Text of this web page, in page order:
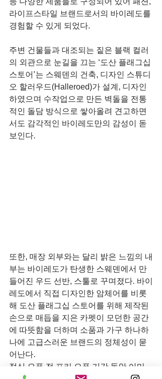
라이프스타일 브랜드로서의 바이레도를
경험할 수 있게 되었다.
주변 건물들과 대조되는 짙은 블랙 컬러
의 외관으로 눈길을 끄는 ‘도산 플래그십
스토어’는 스웨덴의 건축, 디자인 스튜디
오 할러우드(Halleroed)가 설계, 디자인
하였으며 수작업으로 만든 벽돌을 전통
적인 돌담 방식으로 쌓아올려 견고하면
서도 감각적인 바이레도만의 감성이 돋
보인다.
또한, 매장 외부와는 달리 밝은 느낌의 내
부는 바이레도가 탄생한 스웨덴에서 만
들어진 우드 선반, 스툴로 꾸며졌다. 바이
레도에서 직접 디자인한 암체어를 비롯
해 도산 플래그십 스토어를 위해 제작된
손으로 매듭을 지은 카펫이 모던한 공간
에 따뜻함을 더하며 소품과 가구 하나하
나에 고급스러운 브랜드의 정체성이 묻
어난다.
정식 오픈 전 프리 오픈 기간 동안 이미